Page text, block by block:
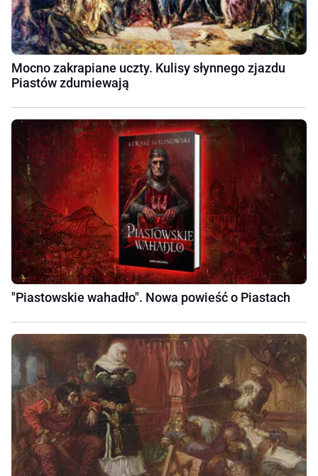
Mocno zakrapiane uczty. Kulisy słynnego zjazdu
Piastów zdumiewają
"Piastowskie wahadło". Nowa powieść o Piastach